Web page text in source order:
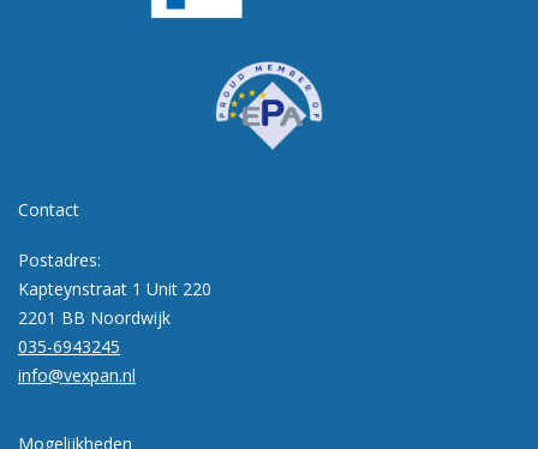
Contact
Postadres:
Kapteynstraat 1 Unit 220
2201 BB Noordwijk
035-6943245
info@vexpan.nl
Mogelijkheden